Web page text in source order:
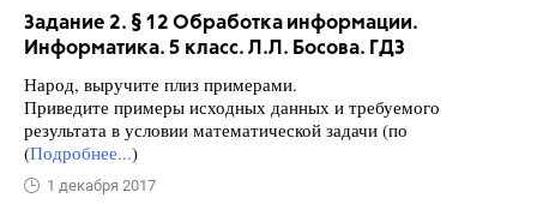
Задание 2. § 12 Обработка информации.
Информатика. 5 класс. Л.Л. Босова. ГДЗ
Народ, выручите плиз примерами.
Приведите примеры исходных данных и требуемого
результата в условии математической задачи (по
(Подробнее...)
1 декабря 2017